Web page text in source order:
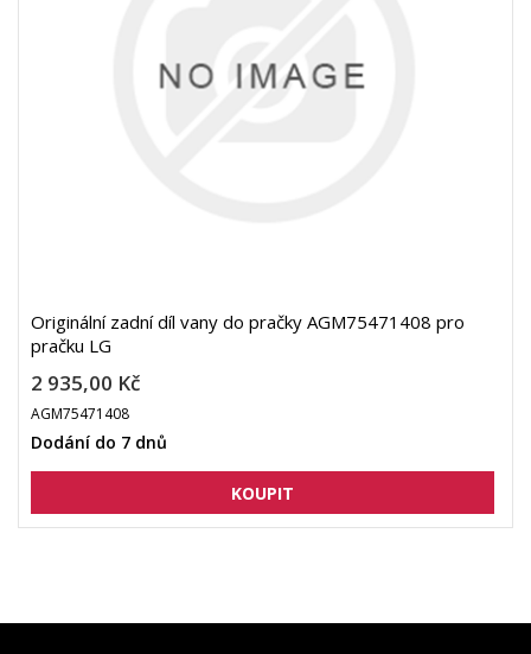
Originální zadní díl vany do pračky AGM75471408 pro
pračku LG
2 935,00 Kč
AGM75471408
Dodání do 7 dnů